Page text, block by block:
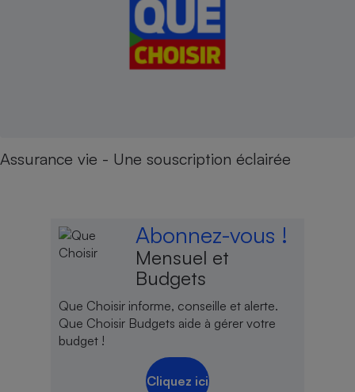
Assurance vie - Une souscription éclairée
Abonnez-vous !
Mensuel et
Budgets
Que Choisir informe, conseille et alerte.
Que Choisir Budgets aide à gérer votre
budget !
Cliquez ici